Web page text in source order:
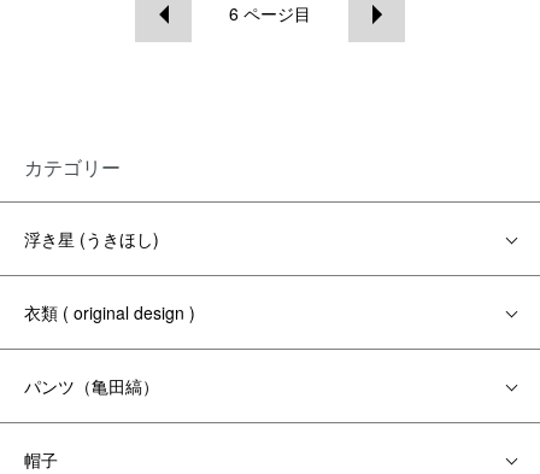
6 ページ目
カテゴリー
浮き星 (うきほし)
衣類 ( original design )
パンツ（亀田縞）
帽子